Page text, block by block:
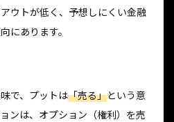
ウトが低く、予想しにくい金融
にあります。
で、プットは「売る」という意
ンは、オプション（権利）を売